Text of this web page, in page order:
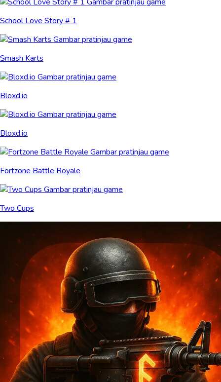
School Love Story # 1
Smash Karts
Bloxd.io
Bloxd.io
Fortzone Battle Royale
Two Cups